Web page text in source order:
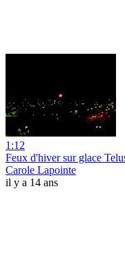
1:12
Feux d'hiver sur glace
Carole Lapointe
il y a 14 ans